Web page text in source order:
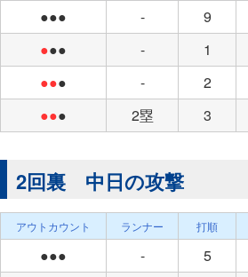
●●● - 9
●●● - 1
●●● - 2
●●● 2塁 3
2回裏 中日の攻撃
アウトカウント ランナー 打順
●●● - 5